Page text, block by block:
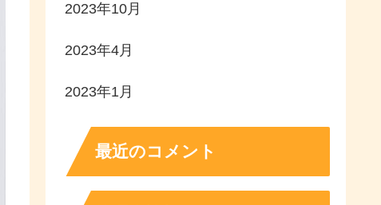
2023年10月
2023年4月
2023年1月
最近のコメント